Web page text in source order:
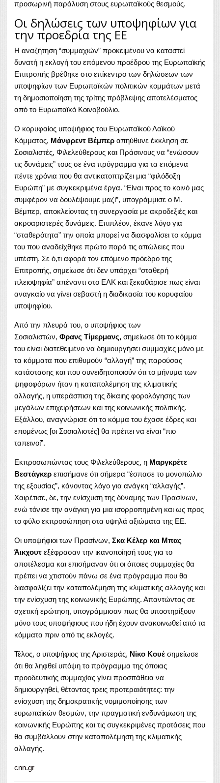
προσωρινή παράλυση στους ευρωπαϊκούς θεσμούς.
Oι δηλώσεις των υποψηφίων για
την προεδρία της ΕΕ
Η αναζήτηση “συμμαχιών” προκειμένου να καταστεί
δυνατή η εκλογή του επόμενου προέδρου της Ευρωπαϊκής
Επιτροπής βρέθηκε στο επίκεντρο των δηλώσεων των
υποψηφίων των Ευρωπαϊκών πολιτικών κομμάτων μετά
τη δημοσιοποίηση της τρίτης πρόβλεψης αποτελέσματος
από το Ευρωπαϊκό Κοινοβούλιο.
Ο κορυφαίος υποψήφιος του Ευρωπαϊκού Λαϊκού
Κόμματος, Μάνφρεντ Βέμπερ απηύθυνε έκκληση σε
Σοσιαλιστές, Φιλελεύθερους και Πράσινους να “ενώσουν
τις δυνάμεις” τους σε ένα πρόγραμμα για τα επόμενα
πέντε χρόνια που θα αντικατοπτρίζει μια “φιλόδοξη
Ευρώπη” με συγκεκριμένα έργα. “Είναι προς το κοινό μας
συμφέρον να δουλέψουμε μαζί”, υπογράμμισε ο Μ.
Βέμπερ, αποκλείοντας τη συνεργασία με ακροδεξιές και
ακροαριστερές δυνάμεις. Επιπλέον, έκανε λόγο για
“σταθερότητα” την οποία μπορεί να διασφαλίσει το κόμμα
του που αναδείχθηκε πρώτο παρά τις απώλειες που
υπέστη. Σε ό,τι αφορά τον επόμενο πρόεδρο της
Επιτροπής, σημείωσε ότι δεν υπάρχει “σταθερή
πλειοψηφία” απέναντι στο ΕΛΚ και ξεκαθάρισε πως είναι
αναγκαίο να γίνει σεβαστή η διαδικασία του κορυφαίου
υποψηφίου.
Από την πλευρά του, ο υποψήφιος των
Σοσιαλιστών, Φρανς Τίμερμανς, σημείωσε ότι το κόμμα
του είναι διατεθειμένο να δημιουργήσει συμμαχίες μόνο με
τα κόμματα που επιθυμούν “αλλαγή” της παρούσας
κατάστασης και που συνειδητοποιούν ότι το μήνυμα των
ψηφοφόρων ήταν η καταπολέμηση της κλιματικής
αλλαγής, η υπεράσπιση της δίκαιης φορολόγησης των
μεγάλων επιχειρήσεων και της κοινωνικής πολιτικής.
Εξάλλου, αναγνώρισε ότι το κόμμα του έχασε έδρες και
επομένως [οι Σοσιαλιστές] θα πρέπει να είναι “πιο
ταπεινοί”.
Εκπροσωπώντας τους Φιλελεύθερους, η Μαργκρέτε
Βεστάγκερ επισήμανε ότι σήμερα “έσπασε το μονοπώλιο
της εξουσίας”, κάνοντας λόγο για ανάγκη “αλλαγής”.
Χαιρέτισε, δε, την ενίσχυση της δύναμης των Πρασίνων,
ενώ τόνισε την ανάγκη για μια ισορροπημένη και ως προς
το φύλο εκπροσώπηση στα υψηλά αξιώματα της ΕΕ.
Οι υποψήφιοι των Πρασίνων, Σκα Κέλερ και Μπας
Άικχουτ εξέφρασαν την ικανοποίησή τους για το
αποτέλεσμα και επισήμαναν ότι οι όποιες συμμαχίες θα
πρέπει να χτιστούν πάνω σε ένα πρόγραμμα που θα
διασφαλίζει την καταπολέμηση της κλιματικής αλλαγής και
την ενίσχυση της κοινωνικής Ευρώπης. Απαντώντας σε
σχετική ερώτηση, υπογράμμισαν πως θα υποστηρίξουν
μόνο τους υποψήφιους που ήδη έχουν ανακοινωθεί από τα
κόμματα πριν από τις εκλογές.
Τέλος, ο υποψήφιος της Αριστεράς, Νίκο Κουέ σημείωσε
ότι θα ληφθεί υπόψη το πρόγραμμα της όποιας
προοδευτικής συμμαχίας γίνει προσπάθεια να
δημιουργηθεί, θέτοντας τρεις προτεραιότητες: την
ενίσχυση της δημοκρατικής νομιμοποίησης των
ευρωπαϊκών θεσμών, την πραγματική ενδυνάμωση της
κοινωνικής Ευρώπης και τις συγκεκριμένες προτάσεις που
θα συμβάλλουν στην καταπολέμηση της κλιματικής
αλλαγής.
cnn.gr